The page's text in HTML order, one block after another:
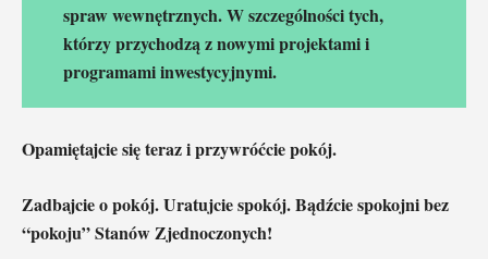
spraw wewnętrznych. W szczególności tych,
którzy przychodzą z nowymi projektami i
programami inwestycyjnymi.
Opamiętajcie się teraz i przywróćcie pokój.
Zadbajcie o pokój. Uratujcie spokój. Bądźcie spokojni bez
“pokoju” Stanów Zjednoczonych!